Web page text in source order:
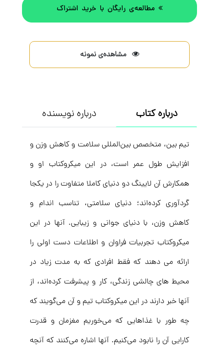
مطالعه‌ی رایگان با خرید اشتراک
مشاهده‌ی نمونه
درباره کتاب درباره نویسنده
تیم بین، متخصص بین‌المللی سلامت و کاهش وزن و
افزایش طول عمر است، در این میکروکتاب او و
همکارش آن لایینگ دو دنیای کاملا متفاوت را در یکجا
گردآوری کرده‌اند؛ دنیای سلامتی، تناسب اندام و
کاهش وزن، با دنیای جوانی و زیبایی. آنها در این
میکروکتاب تجربیات فراوان و اطلاعات دست اولی را
ارائه می دهند که فقط افرادی که به مدت زیاد در
محیط های چالشی زندگی، کار و پیشرفت کرده‌اند، از
آنها خبر دارند در این میکروکتاب تیم و آن می‌گویند که
چه طور با غذاهایی که می‌خوریم مغزمان و قدرت
کارایی آن را نابود می‌کنیم. آنها اشاره می‌کنند که آنچه